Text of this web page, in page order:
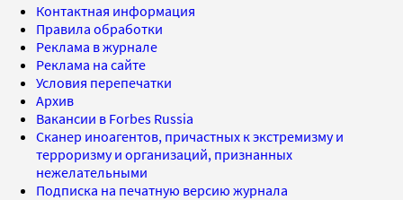
Контактная информация
Правила обработки
Реклама в журнале
Реклама на сайте
Условия перепечатки
Архив
Вакансии в Forbes Russia
Сканер иноагентов, причастных к экстремизму и
терроризму и организаций, признанных
нежелательными
Подписка на печатную версию журнала